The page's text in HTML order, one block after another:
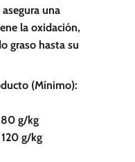
una
la oxidación,
graso hasta su
(Mínimo):
g/kg
g/kg